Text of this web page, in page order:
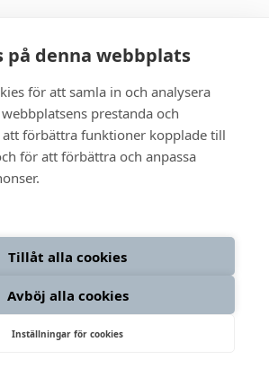
på denna webbplats
för att samla in och analysera
prestanda och
förbättra funktioner kopplade till
för att förbättra och anpassa
Tillåt alla cookies
Avböj alla cookies
Inställningar för cookies
Så fungerar RAW
Om oss
Integritetspolicy
LinkedIn